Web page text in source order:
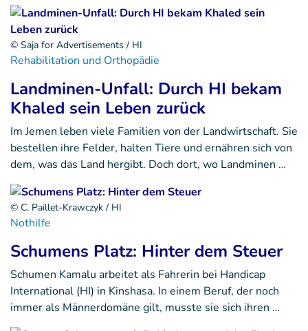
© Saja for Advertisements / HI
Rehabilitation und Orthopädie
Landminen-Unfall: Durch HI bekam
Khaled sein Leben zurück
Im Jemen leben viele Familien von der Landwirtschaft. Sie
bestellen ihre Felder, halten Tiere und ernähren sich von
dem, was das Land hergibt. Doch dort, wo Landminen …
© C. Paillet-Krawczyk / HI
Nothilfe
Schumens Platz: Hinter dem Steuer
Schumen Kamalu arbeitet als Fahrerin bei Handicap
International (HI) in Kinshasa. In einem Beruf, der noch
immer als Männerdomäne gilt, musste sie sich ihren …